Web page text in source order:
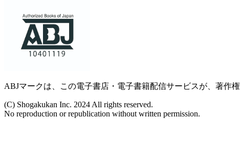
ABJマークは、この電子書店・電子書籍配信サービスが、著作
(C) Shogakukan Inc. 2024 All rights reserved.
No reproduction or republication without written permission.